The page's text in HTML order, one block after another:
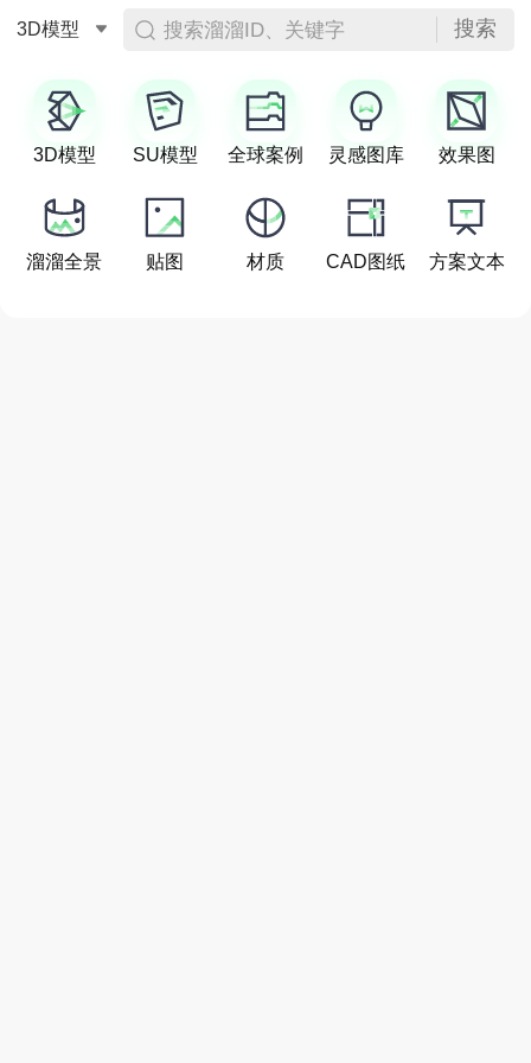
3D模型 搜索溜溜ID、关键字 搜索
3D模型 SU模型 全球案例 灵感图库 效果图
溜溜全景 贴图 材质 CAD图纸 方案文本